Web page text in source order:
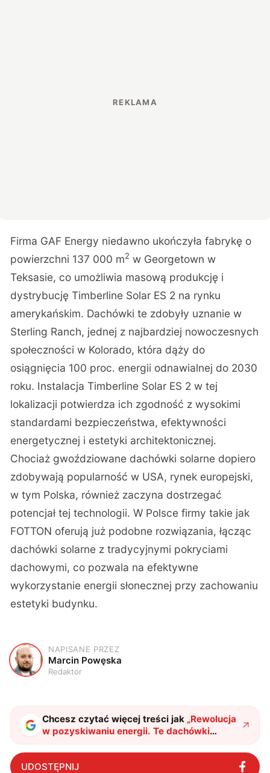
Firma GAF Energy niedawno ukończyła fabrykę o
powierzchni 137 000 m2 w Georgetown w
Teksasie, co umożliwia masową produkcję i
dystrybucję Timberline Solar ES 2 na rynku
amerykańskim. Dachówki te zdobyły uznanie w
Sterling Ranch, jednej z najbardziej nowoczesnych
społeczności w Kolorado, która dąży do
osiągnięcia 100 proc. energii odnawialnej do 2030
roku. Instalacja Timberline Solar ES 2 w tej
lokalizacji potwierdza ich zgodność z wysokimi
standardami bezpieczeństwa, efektywności
energetycznej i estetyki architektonicznej.
Chociaż gwoździowane dachówki solarne dopiero
zdobywają popularność w USA, rynek europejski,
w tym Polska, również zaczyna dostrzegać
potencjał tej technologii. W Polsce firmy takie jak
FOTTON oferują już podobne rozwiązania, łącząc
dachówki solarne z tradycyjnymi pokryciami
dachowymi, co pozwala na efektywne
wykorzystanie energii słonecznej przy zachowaniu
estetyki budynku.
M
NAPISANE PRZEZ
Marcin Powęska
Redaktor
Chcesz czytać więcej treści jak „Rewolucja
w pozyskiwaniu energii. Te dachówki
solarne przybijesz jak normalne gonty"?
UDOSTĘPNIJ